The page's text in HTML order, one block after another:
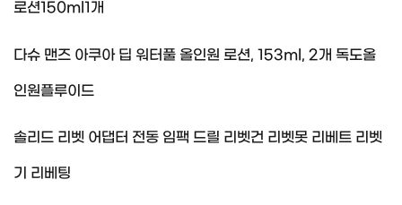
로션150ml1개
다슈 맨즈 아쿠아 딥 워터풀 올인원 로션, 153ml, 2개 독도올
인원플루이드
솔리드 리벳 어댑터 전동 임팩 드릴 리벳건 리벳못 리베트 리벳
기 리베팅